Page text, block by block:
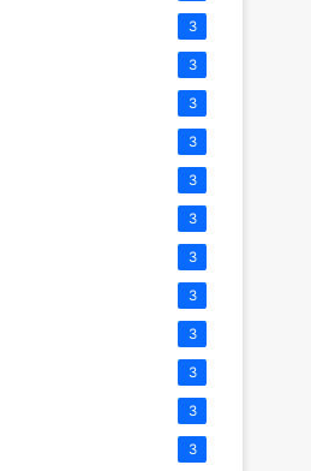
3
3
3
3
3
3
3
3
3
3
3
3